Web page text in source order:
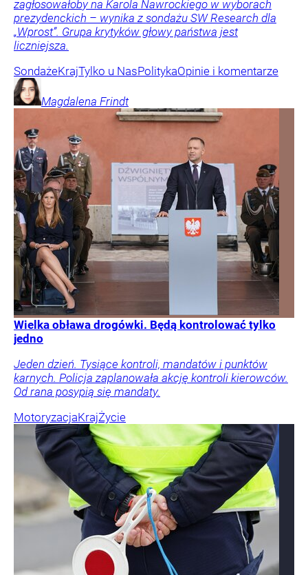
zagłosowałoby na Karola Nawrockiego w wyborach
prezydenckich – wynika z sondażu SW Research dla
„Wprost”. Grupa krytyków głowy państwa jest
liczniejsza.
SondażeKrajTylko u NasPolitykaOpinie i komentarze
Magdalena Frindt
Wielka obława drogówki. Będą kontrolować tylko
jedno
Jeden dzień. Tysiące kontroli, mandatów i punktów
karnych. Policja zaplanowała akcję kontroli kierowców.
Od rana posypią się mandaty.
MotoryzacjaKrajŻycie